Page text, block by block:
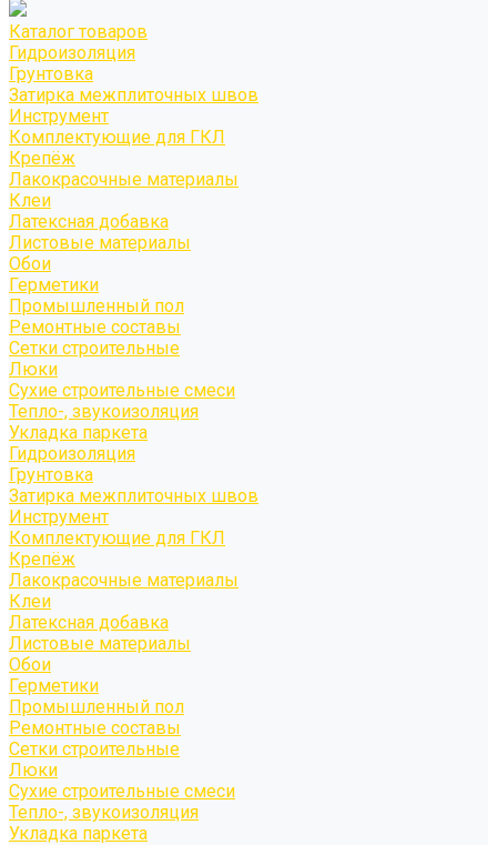
Каталог товаров
Гидроизоляция
Грунтовка
Затирка межплиточных швов
Инструмент
Комплектующие для ГКЛ
Крепёж
Лакокрасочные материалы
Клеи
Латексная добавка
Листовые материалы
Обои
Герметики
Промышленный пол
Ремонтные составы
Сетки строительные
Люки
Сухие строительные смеси
Тепло-, звукоизоляция
Укладка паркета
Гидроизоляция
Грунтовка
Затирка межплиточных швов
Инструмент
Комплектующие для ГКЛ
Крепёж
Лакокрасочные материалы
Клеи
Латексная добавка
Листовые материалы
Обои
Герметики
Промышленный пол
Ремонтные составы
Сетки строительные
Люки
Сухие строительные смеси
Тепло-, звукоизоляция
Укладка паркета